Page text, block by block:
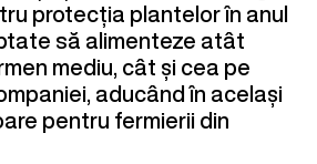
protecția plantelor în anul
să alimenteze atât
mediu, cât și cea pe
aducând în același
pentru fermierii din